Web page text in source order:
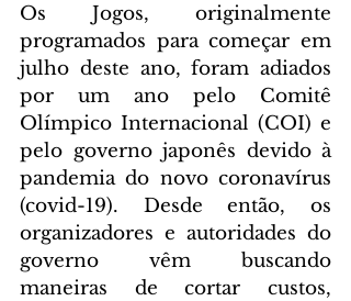
Os Jogos, originalmente
programados para começar em
julho deste ano, foram adiados
por um ano pelo Comitê
Olímpico Internacional (COI) e
pelo governo japonês devido à
pandemia do novo coronavírus
(covid-19). Desde então, os
organizadores e autoridades do
governo vêm buscando
maneiras de cortar custos,